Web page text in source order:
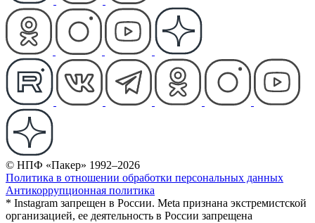
© НПФ «Пакер» 1992–2026
Политика в отношении обработки персональных данных
Антикоррупционная политика
* Instagram запрещен в России. Meta признана экстремистской
организацией, ее деятельность в России запрещена